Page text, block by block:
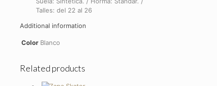
Talles: del 22 al 26
Additional information
Color Blanco
Related products